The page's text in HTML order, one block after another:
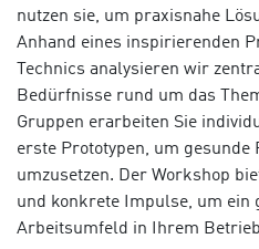
nutzen sie, um praxisnahe
Anhand eines inspirierenden
Technics analysieren wir
Bedürfnisse rund um das
Gruppen erarbeiten Sie
erste Prototypen, um
umzusetzen. Der Workshop
und konkrete Impulse, um ein
Arbeitsumfeld in Ihrem